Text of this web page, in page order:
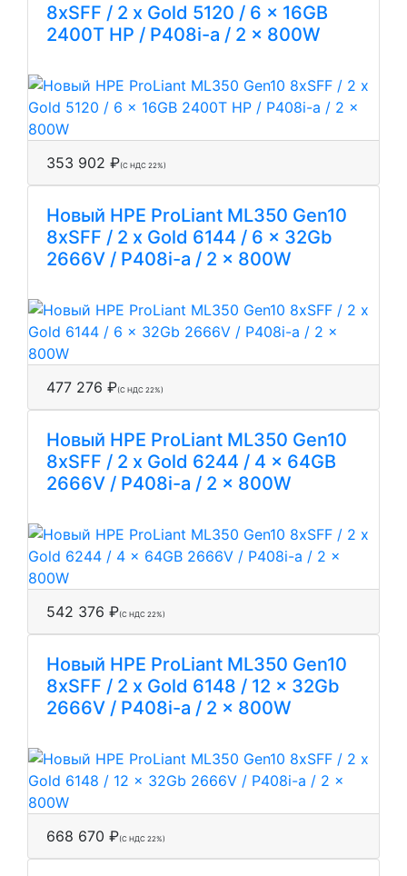
8xSFF / 2 x Gold 5120 / 6 x 16GB
2400T HP / P408i-a / 2 x 800W
353 902 ₽(С НДС 22%)
Новый HPE ProLiant ML350 Gen10
8xSFF / 2 x Gold 6144 / 6 x 32Gb
2666V / P408i-a / 2 x 800W
477 276 ₽(С НДС 22%)
Новый HPE ProLiant ML350 Gen10
8xSFF / 2 x Gold 6244 / 4 x 64GB
2666V / P408i-a / 2 x 800W
542 376 ₽(С НДС 22%)
Новый HPE ProLiant ML350 Gen10
8xSFF / 2 x Gold 6148 / 12 x 32Gb
2666V / P408i-a / 2 x 800W
668 670 ₽(С НДС 22%)